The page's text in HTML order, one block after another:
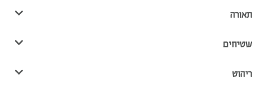
תאורה
שטיחים
ריהוט